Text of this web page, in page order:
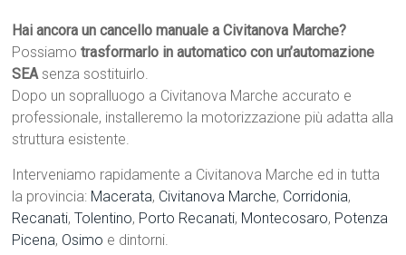
Hai ancora un cancello manuale a Civitanova Marche?
Possiamotrasformarlo in automatico con un’automazione
SEAsenza sostituirlo.
Dopo un sopralluogo a Civitanova Marche accurato e
professionale, installeremo la motorizzazione più adatta alla
struttura esistente.
Interveniamo rapidamente a Civitanova Marche ed in tutta
la provincia: Macerata, Civitanova Marche, Corridonia,
Recanati,Tolentino, Porto Recanati, Montecosaro, Potenza
Picena, Osimo e dintorni.